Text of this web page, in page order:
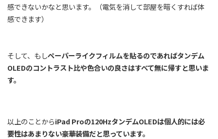
感できないかなと思います。（電気を消して部屋を暗くすれば体
感できます）
そして、もしペーパーライクフィルムを貼るのであればタンデム
OLEDのコントラスト比や色合いの良さはすべて無に帰すと思いま
す。
以上のことからiPad Proの120HzタンデムOLEDは個人的には必
要性はあまりない豪華装備だと思っています。